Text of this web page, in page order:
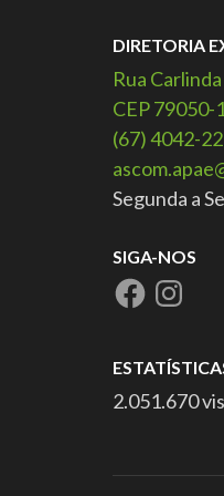
DIRETORIA
Rua
CEP 79050-
(67) 4042-
Segunda a
SIGA-NOS
2.051.670